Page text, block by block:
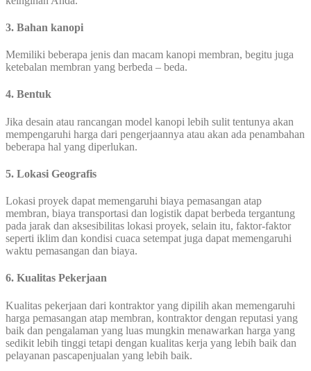
3. Bahan kanopi
Memiliki beberapa jenis dan macam kanopi membran, begitu juga
ketebalan membran yang berbeda – beda.
4. Bentuk
Jika desain atau rancangan model kanopi lebih sulit tentunya akan
mempengaruhi harga dari pengerjaannya atau akan ada penambahan
beberapa hal yang diperlukan.
5. Lokasi Geografis
Lokasi proyek dapat memengaruhi biaya pemasangan atap
membran, biaya transportasi dan logistik dapat berbeda tergantung
pada jarak dan aksesibilitas lokasi proyek, selain itu, faktor-faktor
seperti iklim dan kondisi cuaca setempat juga dapat memengaruhi
waktu pemasangan dan biaya.
6. Kualitas Pekerjaan
Kualitas pekerjaan dari kontraktor yang dipilih akan memengaruhi
harga pemasangan atap membran, kontraktor dengan reputasi yang
baik dan pengalaman yang luas mungkin menawarkan harga yang
sedikit lebih tinggi tetapi dengan kualitas kerja yang lebih baik dan
pelayanan pascapenjualan yang lebih baik.